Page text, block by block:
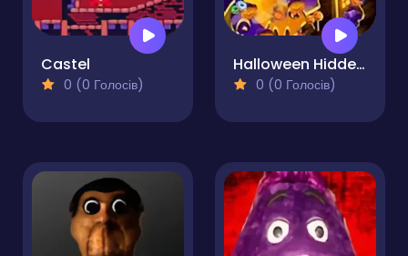
Castel
0 (0 Голосів)
Halloween Hidden Object
0 (0 Голосів)